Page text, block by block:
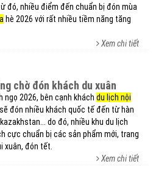
đó, nhiều điểm đến chuẩn bị đón mùa
hè 2026 với rất nhiều tiềm năng tăng
Xem chi tiết
chờ đón khách du xuân
ngọ 2026, bên cạnh khách du lịch nội
đón nhiều khách quốc tế đến từ hàn
do đó, nhiều khu du lịch
cực chuẩn bị các sản phẩm mới, trang
xuân, đón tết.
Xem chi tiết